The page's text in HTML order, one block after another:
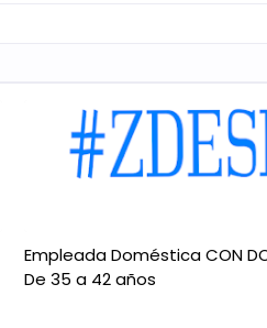
Empleada Doméstica CON
De 35 a 42 años